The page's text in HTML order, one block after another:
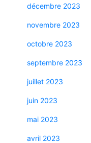
décembre 2023
novembre 2023
octobre 2023
septembre 2023
juillet 2023
juin 2023
mai 2023
avril 2023